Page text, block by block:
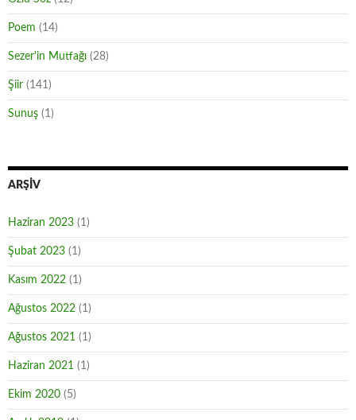
Poem (14)
Sezer'in Mutfağı (28)
Şiir (141)
Sunuş (1)
ARŞIV
Haziran 2023 (1)
Şubat 2023 (1)
Kasım 2022 (1)
Ağustos 2022 (1)
Ağustos 2021 (1)
Haziran 2021 (1)
Ekim 2020 (5)